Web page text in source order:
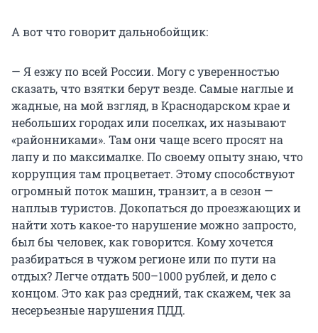
А вот что говорит дальнобойщик:
— Я езжу по всей России. Могу с уверенностью
сказать, что взятки берут везде. Самые наглые и
жадные, на мой взгляд, в Краснодарском крае и
небольших городах или поселках, их называют
«районниками». Там они чаще всего просят на
лапу и по максималке. По своему опыту знаю, что
коррупция там процветает. Этому способствуют
огромный поток машин, транзит, а в сезон —
наплыв туристов. Докопаться до проезжающих и
найти хоть какое-то нарушение можно запросто,
был бы человек, как говорится. Кому хочется
разбираться в чужом регионе или по пути на
отдых? Легче отдать 500–1000 рублей, и дело с
концом. Это как раз средний, так скажем, чек за
несерьезные нарушения ПДД.